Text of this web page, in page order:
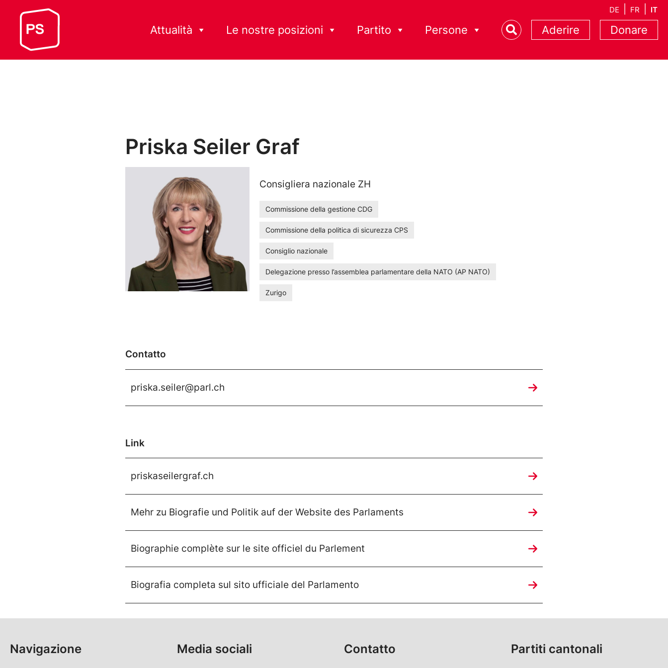
DE FR IT
Attualità Le nostre posizioni Partito Persone Aderire Donare
Priska Seiler Graf
Consigliera nazionale ZH
Commissione della gestione CDG
Commissione della politica di sicurezza CPS
Consiglio nazionale
Delegazione presso l’assemblea parlamentare della NATO (AP NATO)
Zurigo
Contatto
priska.seiler@parl.ch
Link
priskaseilergraf.ch
Mehr zu Biografie und Politik auf der Website des Parlaments
Biographie complète sur le site officiel du Parlement
Biografia completa sul sito ufficiale del Parlamento
Navigazione Media sociali Contatto Partiti cantonali